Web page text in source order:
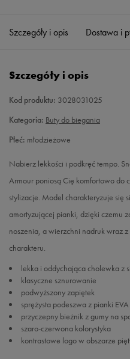
Szczegóły i opis Dostawa i
Szczegóły i opis
Kod produktu: 3028031025
Kategoria: Buty do biegania
Płeć: młodzieżowe
Nabierz lekkości i podkręć tempo.
Armour poniosą Cię komfortowo do
stylizacje. Model charakteryzuje się
amortyzującej pianki, dzięki czemu
noszenia, a wierzchni nadruk wraz
charakteru.
lekka i oddychająca cholewka z
klasyczne sznurowanie
podwyższony zapiętek
sprężysta podeszwa z pianki
przyczepny bieżnik z gumy na
szaro-czerwona kolorystyka
kontrastowe logo w obszarze